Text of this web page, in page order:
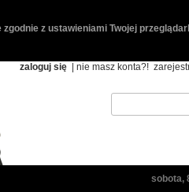
z ustawieniami Twojej
zaloguj się | nie masz konta?!
sobota,